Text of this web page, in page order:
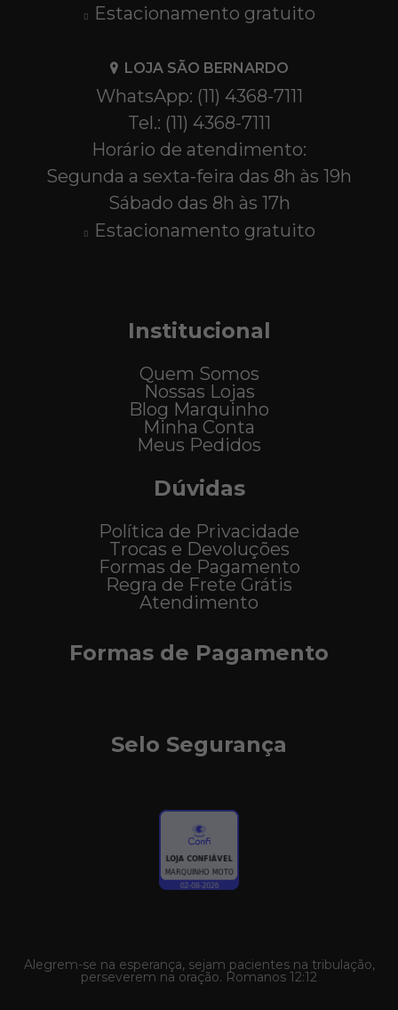
Estacionamento gratuito
LOJA SÃO BERNARDO
WhatsApp: (11) 4368-7111
Tel.: (11) 4368-7111
Horário de atendimento:
Segunda a sexta-feira das 8h às 19h
Sábado das 8h às 17h
Estacionamento gratuito
Institucional
Quem Somos
Nossas Lojas
Blog Marquinho
Minha Conta
Meus Pedidos
Dúvidas
Política de Privacidade
Trocas e Devoluções
Formas de Pagamento
Regra de Frete Grátis
Atendimento
Formas de Pagamento
Selo Segurança
Alegrem-se na esperança, sejam pacientes na tribulação,
perseverem na oração. Romanos 12:12